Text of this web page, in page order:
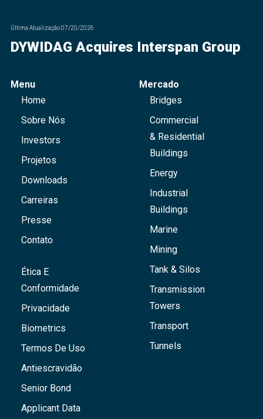
Última Atualização07/20/2026
DYWIDAG Acquires Interspan Group
Menu
Home
Sobre Nós
Investors
Projetos
Downloads
Carreiras
Presse
Contato
Ética E
Conformidade
Privacidade
Biometrics
Termos De Uso
Antiescravidão
Senior Bond
Applicant Data
Mercado
Bridges
Commercial
& Residential
Buildings
Energy
Industrial
Buildings
Marine
Mining
Tank & Silos
Transmission
Towers
Transport
Tunnels